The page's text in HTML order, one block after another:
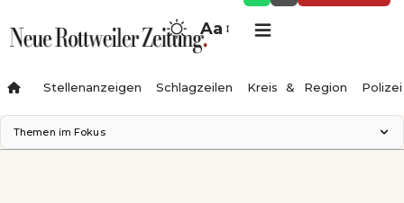
Aa
Stellenanzeigen Schlagzeilen Kreis & Region Polizei
Themen im Fokus